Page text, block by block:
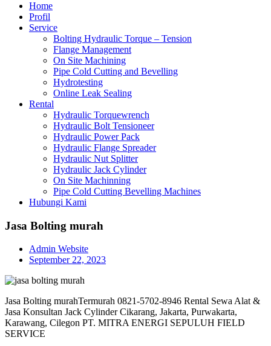
Home
Profil
Service
Bolting Hydraulic Torque – Tension
Flange Management
On Site Machining
Pipe Cold Cutting and Bevelling
Hydrotesting
Online Leak Sealing
Rental
Hydraulic Torquewrench
Hydraulic Bolt Tensioneer
Hydraulic Power Pack
Hydraulic Flange Spreader
Hydraulic Nut Splitter
Hydraulic Jack Cylinder
On Site Machinning
Pipe Cold Cutting Bevelling Machines
Hubungi Kami
Jasa Bolting murah
Admin Website
September 22, 2023
Jasa Bolting murahTermurah 0821-5702-8946 Rental Sewa Alat &
Jasa Konsultan Jack Cylinder Cikarang, Jakarta, Purwakarta,
Karawang, Cilegon PT. MITRA ENERGI SEPULUH FIELD
SERVICE